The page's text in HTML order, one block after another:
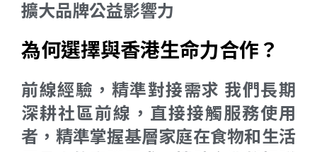
擴大品牌公益影響力
為何選擇與香港生命力合作？
前線經驗，精準對接需求 我們長期
深耕社區前線，直接接觸服務使用
者，精準掌握基層家庭在食物和生活